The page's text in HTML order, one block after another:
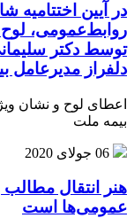
در آیین اختتامیه
روابط‌عمومی،
توسط دکتر
دلفراز مدیرعامل
اعطای لوح و نشان
بیمه ملت
06 جولای 2020
هنر انتقال مطالب
عمومی‌ها است